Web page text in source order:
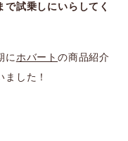
で試乗しにいらしてく
に ホバートの商品紹介
した！